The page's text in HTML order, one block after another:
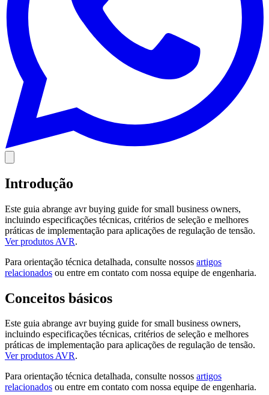
Introdução
Este guia abrange avr buying guide for small business owners,
incluindo especificações técnicas, critérios de seleção e melhores
práticas de implementação para aplicações de regulação de tensão.
Ver produtos AVR.
Para orientação técnica detalhada, consulte nossos artigos
relacionados ou entre em contato com nossa equipe de engenharia.
Conceitos básicos
Este guia abrange avr buying guide for small business owners,
incluindo especificações técnicas, critérios de seleção e melhores
práticas de implementação para aplicações de regulação de tensão.
Ver produtos AVR.
Para orientação técnica detalhada, consulte nossos artigos
relacionados ou entre em contato com nossa equipe de engenharia.